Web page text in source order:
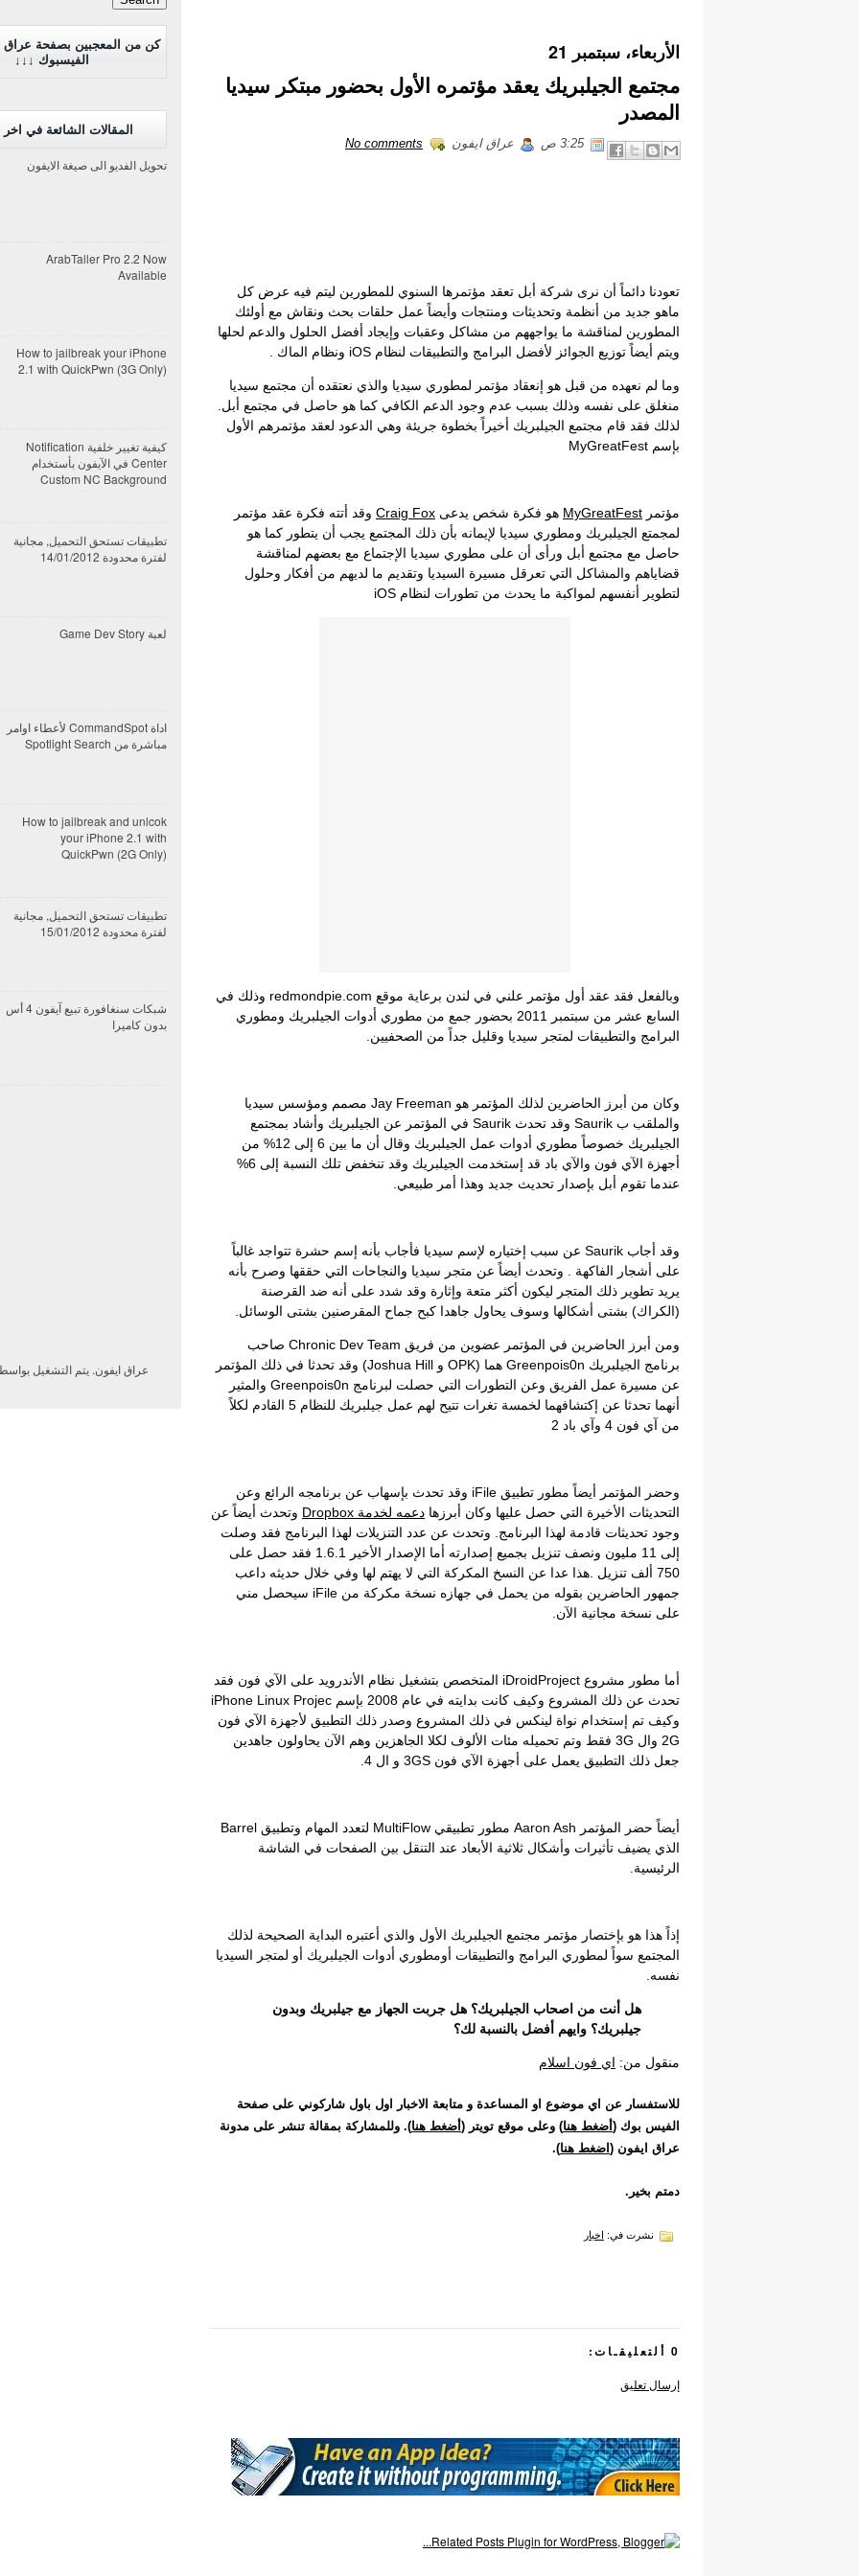
الأربعاء، سبتمبر 21
مجتمع الجيلبريك يعقد مؤتمره الأول بحضور مبتكر سيديا
المصدر
3:25 ص عراق ايفون No comments
تعودنا دائماً أن نرى شركة أبل تعقد مؤتمرها السنوي للمطورين ليتم فيه عرض كل
ماهو جديد من أنظمة وتحديثات ومنتجات وأيضاً عمل حلقات بحث ونقاش مع أولئك
المطورين لمناقشة ما يواجههم من مشاكل وعقبات وإيجاد أفضل الحلول والدعم لحلها
ويتم أيضاً توزيع الجوائز لأفضل البرامج والتطبيقات لنظام iOS ونظام الماك .
وما لم نعهده من قبل هو إنعقاد مؤتمر لمطوري سيديا والذي نعتقده أن مجتمع سيديا
منغلق على نفسه وذلك بسبب عدم وجود الدعم الكافي كما هو حاصل في مجتمع أبل.
لذلك فقد قام مجتمع الجيلبريك أخيراً بخطوة جريئة وهي الدعود لعقد مؤتمرهم الأول
بإسم MyGreatFest
مؤتمر MyGreatFest هو فكرة شخص يدعى Craig Fox وقد أتته فكرة عقد مؤتمر
لمجمتع الجيلبريك ومطوري سيديا لإيمانه بأن ذلك المجتمع يجب أن يتطور كما هو
حاصل مع مجتمع أبل ورأى أن على مطوري سيديا الإجتماع مع بعضهم لمناقشة
قضاياهم والمشاكل التي تعرقل مسيرة السيديا وتقديم ما لديهم من أفكار وحلول
لتطوير أنفسهم لمواكبة ما يحدث من تطورات لنظام iOS
وبالفعل فقد عقد أول مؤتمر علني في لندن برعاية موقع redmondpie.com وذلك في
السابع عشر من سبتمبر 2011 بحضور جمع من مطوري أدوات الجيلبريك ومطوري
البرامج والتطبيقات لمتجر سيديا وقليل جداً من الصحفيين.
وكان من أبرز الحاضرين لذلك المؤتمر هو Jay Freeman مصمم ومؤسس سيديا
والملقب ب Saurik وقد تحدث Saurik في المؤتمر عن الجيلبريك وأشاد بمجتمع
الجيلبريك خصوصاً مطوري أدوات عمل الجيلبريك وقال أن ما بين 6 إلى 12% من
أجهزة الآي فون والآي باد قد إستخدمت الجيلبريك وقد تنخفض تلك النسبة إلى 6%
عندما تقوم أبل بإصدار تحديث جديد وهذا أمر طبيعي.
وقد أجاب Saurik عن سبب إختياره لإسم سيديا فأجاب بأنه إسم حشرة تتواجد غالباً
على أشجار الفاكهة . وتحدث أيضاً عن متجر سيديا والنجاحات التي حققها وصرح بأنه
يريد تطوير ذلك المتجر ليكون أكثر متعة وإثارة وقد شدد على أنه ضد القرصنة
(الكراك) بشتى أشكالها وسوف يحاول جاهدا كبح جماح المقرصنين بشتى الوسائل.
ومن أبرز الحاضرين في المؤتمر عضوين من فريق Chronic Dev Team صاحب
برنامج الجيلبريك Greenpois0n هما (OPK و Joshua Hill) وقد تحدثا في ذلك المؤتمر
عن مسيرة عمل الفريق وعن التطورات التي حصلت لبرنامج Greenpois0n والمثير
أنهما تحدثا عن إكتشافهما لخمسة تغرات تتيح لهم عمل جيلبريك للنظام 5 القادم لكلاً
من آي فون 4 وآي باد 2
وحضر المؤتمر أيضاً مطور تطبيق iFile وقد تحدث بإسهاب عن برنامجه الرائع وعن
التحديثات الأخيرة التي حصل عليها وكان أبرزها دعمه لخدمة Dropbox
وتحدث أيضاً عن
وجود تحديثات قادمة لهذا البرنامج. وتحدث عن عدد التنزيلات لهذا البرنامج فقد وصلت
إلى 11 مليون ونصف تنزيل بجميع إصدارته أما الإصدار الأخير 1.6.1 فقد حصل على
750 ألف تنزيل .هذا عدا عن النسخ المكركة التي لا يهتم لها وفي خلال حديثه داعب
جمهور الحاضرين بقوله من يحمل في جهازه نسخة مكركة من iFile سيحصل مني
على نسخة مجانية الآن.
أما مطور مشروع iDroidProject المتخصص بتشغيل نظام الأندرويد على الآي فون فقد
تحدث عن ذلك المشروع وكيف كانت بدايته في عام 2008 بإسم iPhone Linux Projec
وكيف تم إستخدام نواة لينكس في ذلك المشروع وصدر ذلك التطبيق لأجهزة الآي فون
2G وال 3G فقط وتم تحميله مئات الألوف لكلا الجاهزين وهم الآن يحاولون جاهدين
جعل ذلك التطبيق يعمل على أجهزة الآي فون 3GS و ال 4.
أيضاً حضر المؤتمر Aaron Ash مطور تطبيقي MultiFlow لتعدد المهام وتطبيق Barrel
الذي يضيف تأثيرات وأشكال ثلاثية الأبعاد عند التنقل بين الصفحات في الشاشة
الرئيسية.
إذاً هذا هو بإختصار مؤتمر مجتمع الجيلبريك الأول والذي أعتبره البداية الصحيحة لذلك
المجتمع سواً لمطوري البرامج والتطبيقات أومطوري أدوات الجيلبريك أو لمتجر السيديا
نفسه.
هل أنت من اصحاب الجيلبريك؟ هل جربت الجهاز مع جيلبريك وبدون
جيلبريك؟ وايهم أفضل بالنسبة لك؟
منقول من: اي فون اسلام
للاستفسار عن اي موضوع او المساعدة و متابعة الاخبار اول باول شاركوني على صفحة
الفيس بوك (أضغط هنا) وعلى موقع تويتر (أضغط هنا). وللمشاركة بمقالة تنشر على مدونة
عراق ايفون ( اضغط هنا).
دمتم بخير.
نشرت في: اخبار
0 ألتعليقـات:
إرسال تعليق
كن من المعجبين بصفحة عراق
الفيسبوك ↓↓↓
المقالات الشائعة في اخر 7 ايام
تحويل الفديو الى صيغة الايفون
ArabTaller Pro 2.2 Now
Available
How to jailbreak your iPhone
2.1 with QuickPwn (3G Only)
كيفية تغيير خلفية Notification
Center في الآيفون بأستخدام
Custom NC Background
تطبيقات تستحق التحميل, مجانية
لفترة محدودة 14/01/2012
لعبة Game Dev Story
اداة CommandSpot لأعطاء اوامر
مباشرة من Spotlight Search
How to jailbreak and unlcok
your iPhone 2.1 with
QuickPwn (2G Only)
تطبيقات تستحق التحميل, مجانية
لفترة محدودة 15/01/2012
شبكات سنغافورة تبيع آيفون 4 أس
بدون كاميرا
عراق ايفون. يتم التشغيل